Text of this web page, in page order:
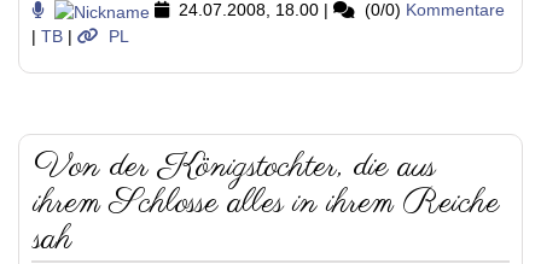
24.07.2008, 18.00 | (0/0) Kommentare
| TB | PL
Von der Königstochter, die aus
ihrem Schlosse alles in ihrem Reiche
sah